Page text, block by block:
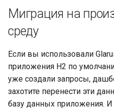
Миграция на
среду
Если вы использовали
приложения H2 по
уже создали запросы,
захотите перенести эти
базу данных приложения.